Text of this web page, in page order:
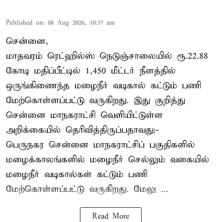
Published on: 08 Aug 2026, 10:37 am
சென்னை,
மாதவரம் ரெட்ஹில்ஸ் நெடுஞ்சாலையில் ரூ.22.88
கோடி மதிப்பீட்டில் 1,450 மீட்டர் நீளத்தில்
ஒருங்கிணைந்த மழைநீர் வடிகால் கட்டும் பணி
மேற்கொள்ளப்பட்டு வருகிறது. இது குறித்து
சென்னை மாநகராட்சி வெளியிட்டுள்ள
அறிக்கையில் தெரிவித்திருப்பதாவது:-
பெருநகர சென்னை மாநகராட்சிப் பகுதிகளில்
மழைக்காலங்களில் மழைநீர் செல்லும் வகையில்
மழைநீர் வடிகால்கள் கட்டும் பணி
மேற்கொள்ளப்பட்டு வருகிறது. மேலு ...
Read More